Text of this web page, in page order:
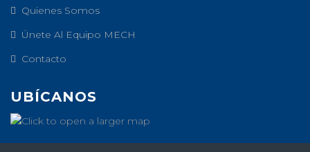
Quienes Somos
Únete Al Equipo MECH
Contacto
UBÍCANOS